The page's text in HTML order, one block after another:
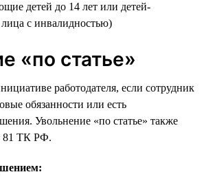
детей до 14 лет или детей-
с инвалидностью)
«по статье»
работодателя, если сотрудник
обязанности или есть
Увольнение «по статье» также
81 ТК РФ.